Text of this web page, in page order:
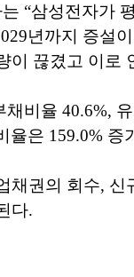
“삼성전자가
년까지 증설
이 끊겼고 이로
비율 40.6%,
율은 159.0% 증
채권의 회수,
다.